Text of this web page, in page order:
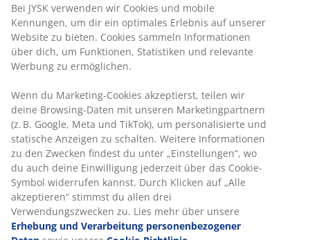
Bei JYSK verwenden wir Cookies und mobile
Kennungen, um dir ein optimales Erlebnis auf unserer
Website zu bieten. Cookies sammeln Informationen
über dich, um Funktionen, Statistiken und relevante
Werbung zu ermöglichen.
Wenn du Marketing-Cookies akzeptierst, teilen wir
deine Browsing-Daten mit unseren Marketingpartnern
(z. B. Google, Meta und TikTok), um personalisierte und
statische Anzeigen zu schalten. Weitere Informationen
zu den Zwecken findest du unter „Einstellungen“, wo
du auch deine Einwilligung jederzeit über das Cookie-
Symbol widerrufen kannst. Durch Klicken auf „Alle
akzeptieren“ stimmst du allen drei
Verwendungszwecken zu. Lies mehr über unsere
Erhebung und Verarbeitung personenbezogener